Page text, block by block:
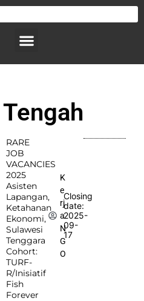
RARE
JOB
VACANCIES
2025
Asisten
Lapangan,
Ketahanan
Ekonomi,
Sulawesi
Tenggara
Cohort:
TURF-
R/Inisiatif
Fish
Forever
K
e
rj
a
N
G
O
Closing
date:
2025-
09-
17